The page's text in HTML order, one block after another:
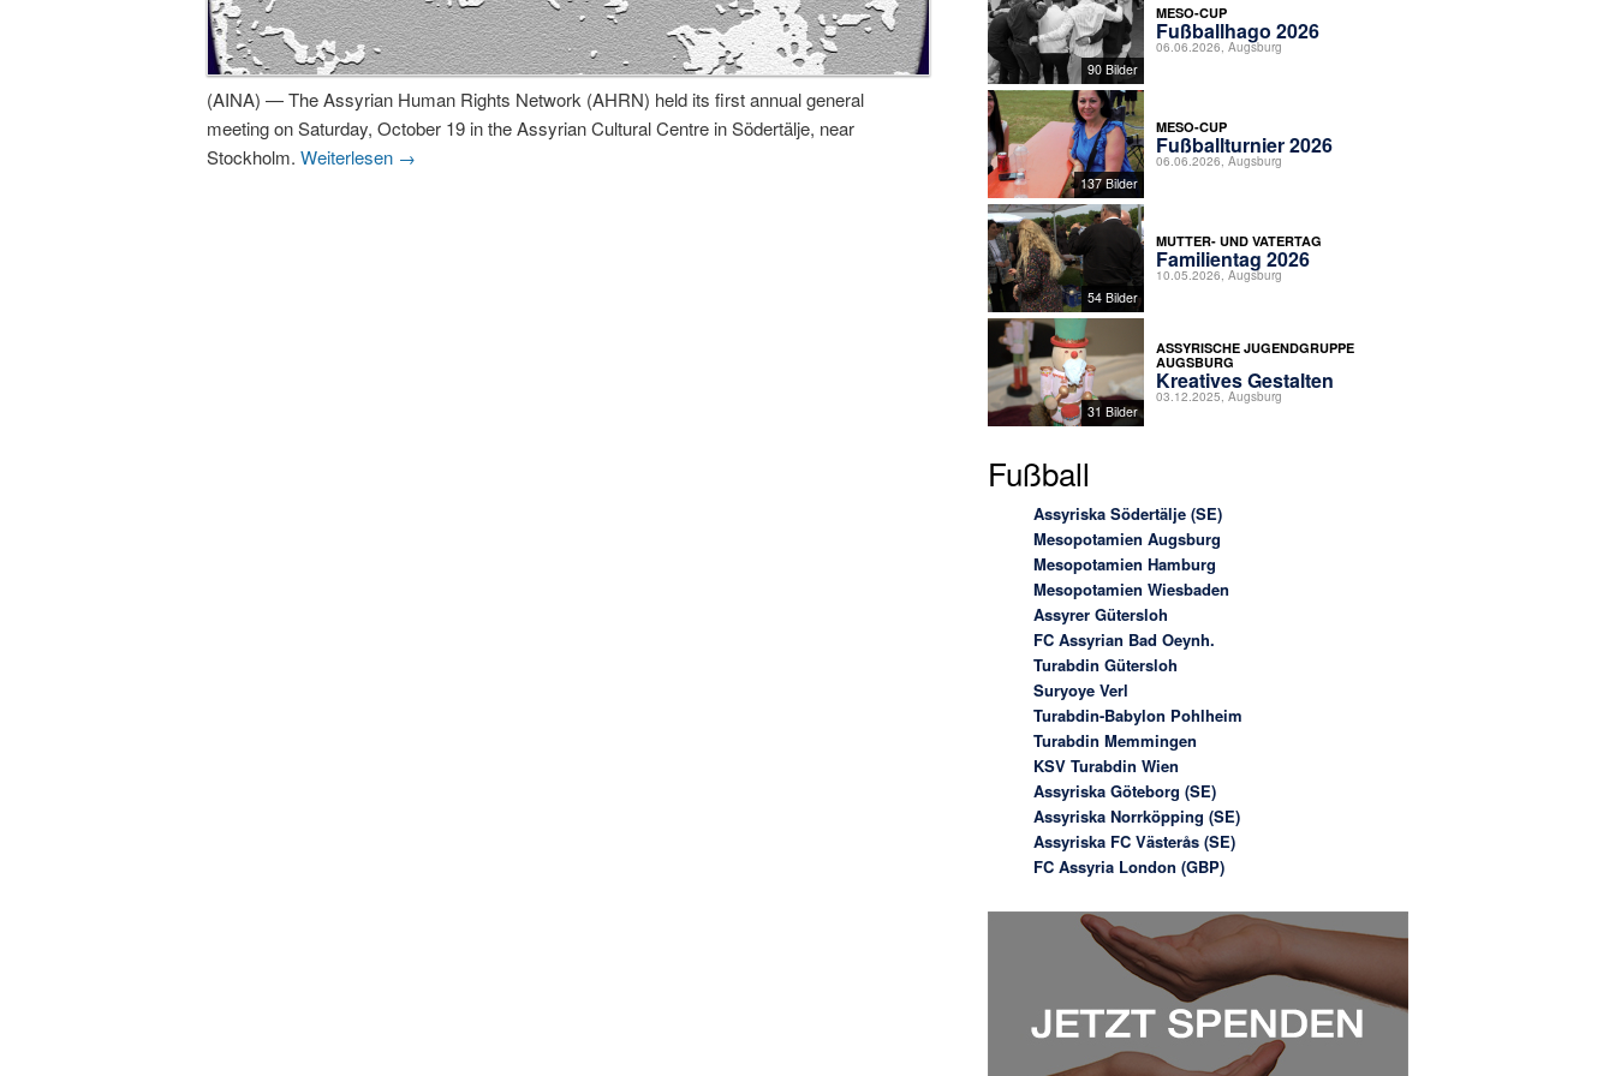
(AINA) — The Assyrian Human Rights Network (AHRN) held its first annual general
meeting on Saturday, October 19 in the Assyrian Cultural Centre in Södertälje, near
Stockholm. Weiterlesen →
90 Bilder
MESO-CUP
Fußballhago 2026
06.06.2026, Augsburg
137 Bilder
MESO-CUP
Fußballturnier 2026
06.06.2026, Augsburg
54 Bilder
MUTTER- UND VATERTAG
Familientag 2026
10.05.2026, Augsburg
31 Bilder
ASSYRISCHE JUGENDGRUPPE
AUGSBURG
Kreatives Gestalten
03.12.2025, Augsburg
Fußball
Assyriska Södertälje (SE)
Mesopotamien Augsburg
Mesopotamien Hamburg
Mesopotamien Wiesbaden
Assyrer Gütersloh
FC Assyrian Bad Oeynh.
Turabdin Gütersloh
Suryoye Verl
Turabdin-Babylon Pohlheim
Turabdin Memmingen
KSV Turabdin Wien
Assyriska Göteborg (SE)
Assyriska Norrköpping (SE)
Assyriska FC Västerås (SE)
FC Assyria London (GBP)